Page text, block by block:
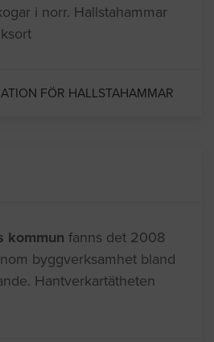
i norr. Hallstahammar
FÖR HALLSTAHAMMAR
kommun fanns det 2008
byggverksamhet bland
Hantverkartätheten